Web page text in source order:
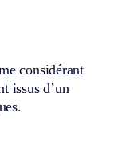
considérant
issus d’un